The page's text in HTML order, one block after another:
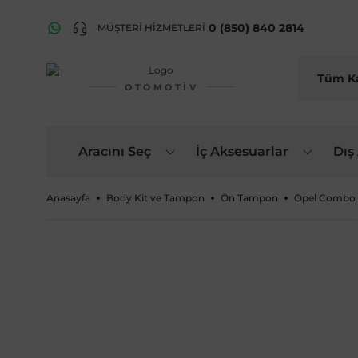
MÜŞTERİ HİZMETLERİ 0 (850) 840 2814
OTOMOTIV
Aracını Seç İç Aksesuarlar
Anasayfa Body Kit ve Tampon Ön Tampon Opel Combo